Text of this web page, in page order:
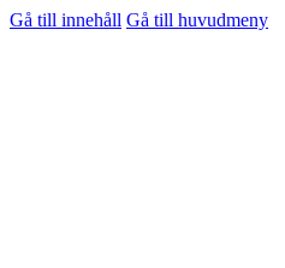
Gå till innehåll Gå till huvudmeny